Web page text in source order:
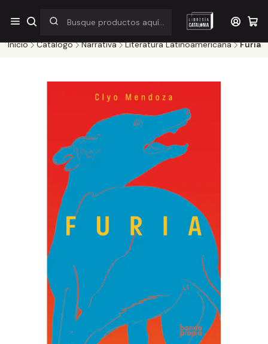
¡Por pocos días! Despacho a $1.000 en RM por compras sobre
$38.000
Inicio Catálogo Narrativa Literatura Latinoamericana Furia